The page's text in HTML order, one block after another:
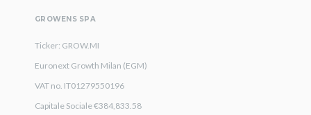
GROWENS SPA
Ticker: GROW.MI
Euronext Growth Milan (EGM)
VAT no. IT01279550196
Capitale Sociale €384,833.58